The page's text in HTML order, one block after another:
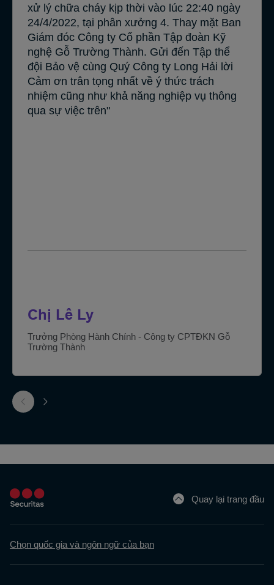
xử lý chữa cháy kịp thời vào lúc 22:40 ngày
24/4/2022, tại phân xưởng 4. Thay mặt Ban
Giám đóc Công ty Cổ phần Tập đoàn Kỹ
nghệ Gỗ Trường Thành. Gửi đến Tập thể
đội Bảo vệ cùng Quý Công ty Long Hải lời
Cảm ơn trân tọng nhất về ý thức trách
nhiệm cũng như khả năng nghiệp vụ thông
qua sự việc trên"
Chị Lê Ly
Trưởng Phòng Hành Chính - Công ty CPTĐKN Gỗ
Trường Thành
Quay lại trang đầu
Chọn quốc gia và ngôn ngữ của bạn